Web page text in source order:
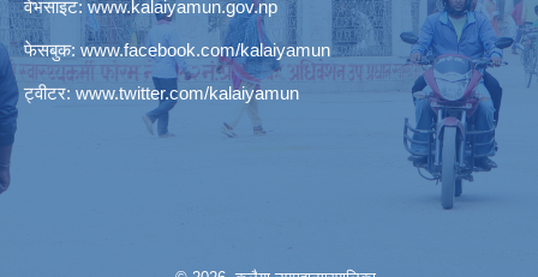
वेभसाइट: www.kalaiyamun.gov.np
फेसबुक: www.facebook.com/kalaiyamun
ट्वीटर: www.twitter.com/kalaiyamun